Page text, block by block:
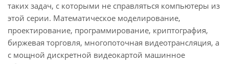
таких задач, с которыми не справляться компьютеры из
этой серии. Математическое моделирование,
проектирование, программирование, криптография,
биржевая торговля, многопоточная видеотрансляция, а
с мощной дискретной видеокартой машинное